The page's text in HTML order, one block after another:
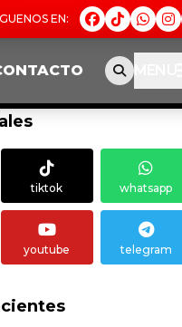
MENU
tiktok whatsapp
youtube telegram